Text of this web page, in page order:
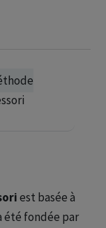
est basée à
été fondée par